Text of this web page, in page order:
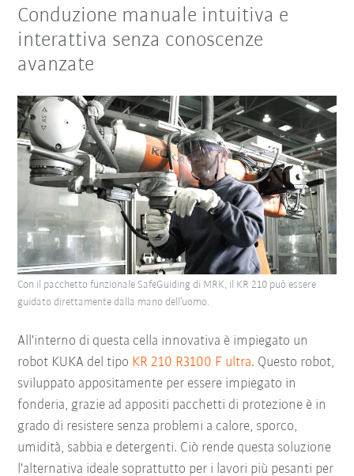
Conduzione manuale intuitiva e
interattiva senza conoscenze
avanzate
All'interno di questa cella innovativa è impiegato un
robot KUKA del tipo KR 210 R3100 F ultra. Questo robot,
sviluppato appositamente per essere impiegato in
fonderia, grazie ad appositi pacchetti di protezione è in
grado di resistere senza problemi a calore, sporco,
umidità, sabbia e detergenti. Ciò rende questa soluzione
l'alternativa ideale soprattutto per i lavori più pesanti per
Con il pacchetto funzionale SafeGuiding di MRK, il KR 210 può essere
guidato direttamente dalla mano dell’uomo.